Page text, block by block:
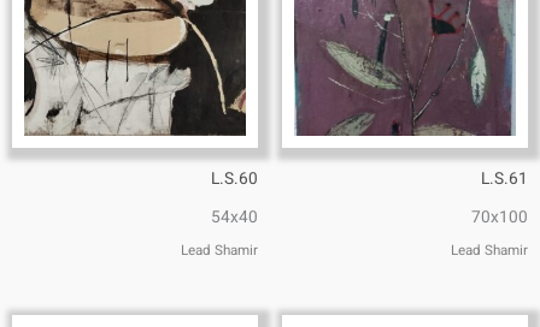
L.S.61
70x100
Lead Shamir
L.S.60
54x40
Lead Shamir